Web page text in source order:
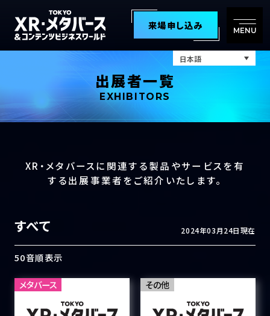
来場申し込み MENU
日本語
出展者一覧
EXHIBITORS
XR・メタバースに関連する製品やサービスを有
する出展事業者をご紹介いたします。
すべて 2024年03月24日現在
50音順表示
メタバース その他